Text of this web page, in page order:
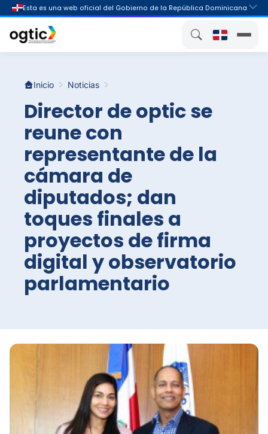
Inicio Noticias
Director de optic se
reune con
representante de la
cámara de
diputados; dan
toques finales a
proyectos de firma
digital y observatorio
parlamentario